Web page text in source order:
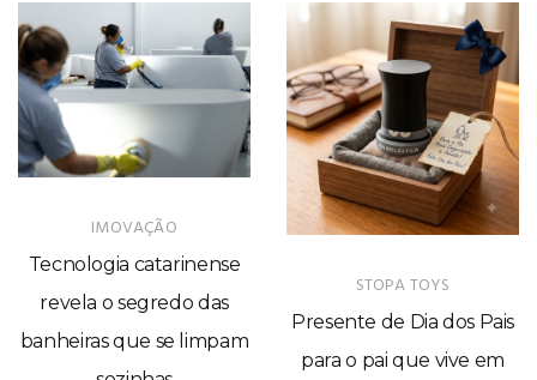
IMOVAÇÃO
Tecnologia catarinense
revela o segredo das
banheiras que se limpam
STOPA TOYS
Presente de Dia dos Pais
para o pai que vive em